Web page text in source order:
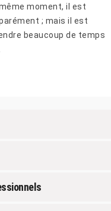
moment, il est
; mais il est
beaucoup de temps